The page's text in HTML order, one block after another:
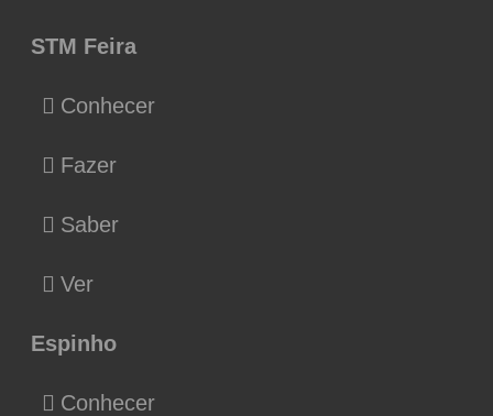
STM Feira
Conhecer
Fazer
Saber
Ver
Espinho
Conhecer